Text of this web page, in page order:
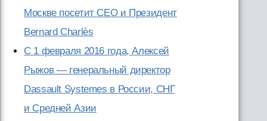
Москве посетит CEO и Президент
Bernard Charlès
С 1 февраля 2016 года, Алексей
Рыжов — генеральный директор
Dassault Systemes в России, СНГ
и Средней Азии